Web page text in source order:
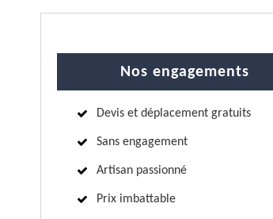
Nos engagements
Devis et déplacement gratuits
Sans engagement
Artisan passionné
Prix imbattable